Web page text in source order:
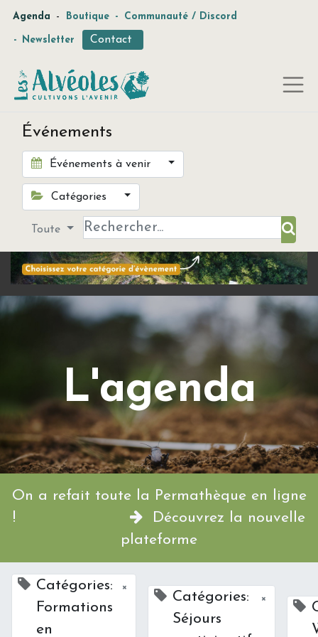
Agenda - Boutique - Communauté / Discord
- Newsletter Contact
Événements
Événements à venir
Catégories
Toute
L'agenda
On a refait toute la Permathèque en ligne
!
Découvrez la nouvelle
plateforme
Catégories:
Formations
en
×
Catégories:
Séjours
×